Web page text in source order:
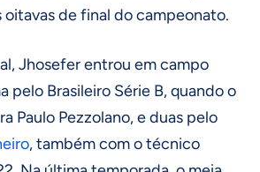
oitavas de final do campeonato.
Jhosefer entrou em campo
pelo Brasileiro Série B, quando o
Paulo Pezzolano, e duas pelo
, também com o técnico